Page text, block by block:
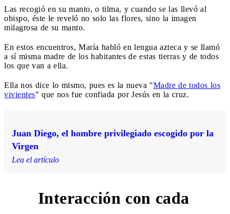
Las recogió en su manto, o tilma, y cuando se las llevó al
obispo, éste le reveló no solo las flores, sino la imagen
milagrosa de su manto.
En estos encuentros, María habló en lengua azteca y se llamó
a sí misma madre de los habitantes de estas tierras y de todos
los que van a ella.
Ella nos dice lo mismo, pues es la nueva "Madre de todos los
vivientes" que nos fue confiada por Jesús en la cruz.
Juan Diego, el hombre privilegiado escogido por la
Virgen
Lea el artículo
Interacción con cada